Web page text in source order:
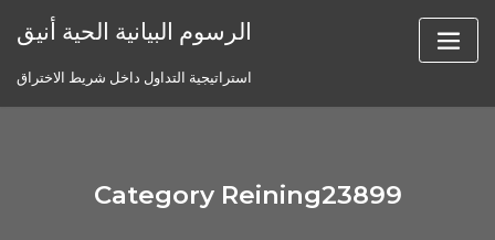
الرسوم البيانية الحية أنيق
استراتيجية التداول داخل شريط الاختراق
Category Reining23899